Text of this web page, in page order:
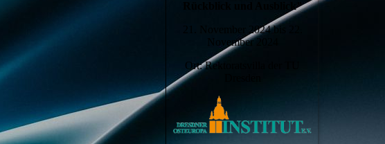
Rückblick und Ausblick"
21. November 2024 bis 22.
November 2024
Ort: Rektoratsvilla der TU